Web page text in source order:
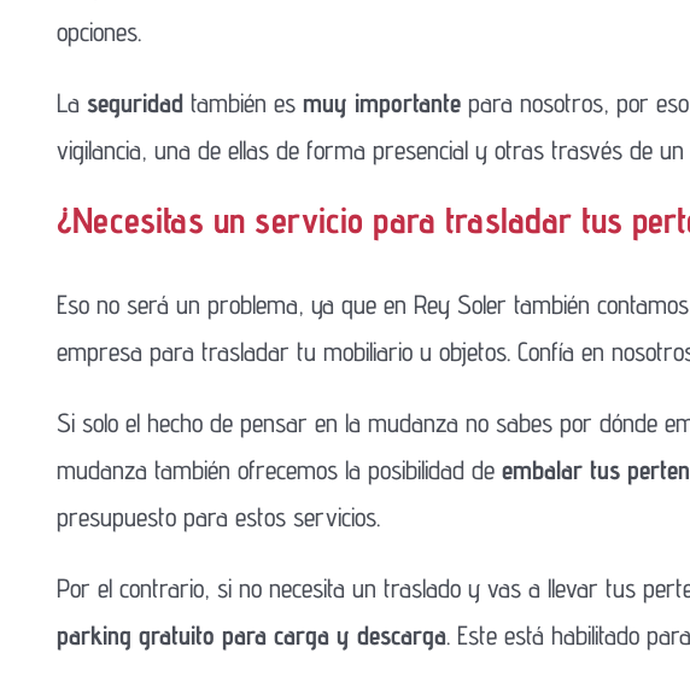
opciones.
La seguridad también es muy importante para nosotros, por
vigilancia, una de ellas de forma presencial y otras trasvés de un
¿Necesitas un servicio para trasladar tus
Eso no será un problema, ya que en Rey Soler también
empresa para trasladar tu mobiliario u objetos. Confía en
Si solo el hecho de pensar en la mudanza no sabes por dónde
mudanza también ofrecemos la posibilidad de embalar tus
presupuesto para estos servicios.
Por el contrario, si no necesita un traslado y vas a llevar tus
parking gratuito para carga y descarga. Este está habilitado